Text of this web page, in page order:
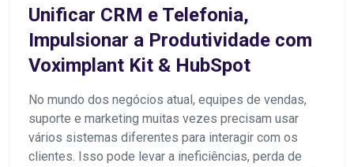
Unificar CRM e Telefonia,
Impulsionar a Produtividade com
Voximplant Kit & HubSpot
No mundo dos negócios atual, equipes de vendas,
suporte e marketing muitas vezes precisam usar
vários sistemas diferentes para interagir com os
clientes. Isso pode levar a ineficiências, perda de